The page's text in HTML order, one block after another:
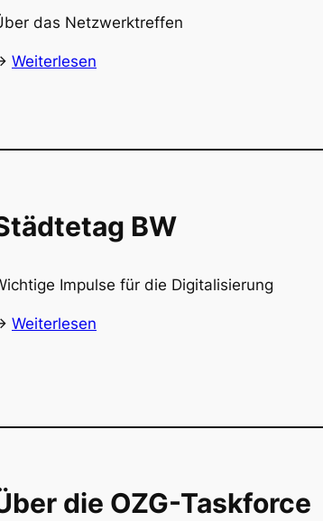
das Netzwerktreffen
Weiterlesen
BW
Impulse für die Digitalisierung
Weiterlesen
die OZG-Taskforce